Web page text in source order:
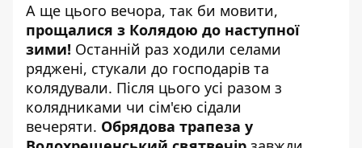
А ще цього вечора, так би мовити,
прощалися з Колядою до наступної
зими! Останній раз ходили селами
ряджені, стукали до господарів та
колядували. Після цього усі разом з
колядниками чи сім'єю сідали
вечеряти. Обрядова трапеза у